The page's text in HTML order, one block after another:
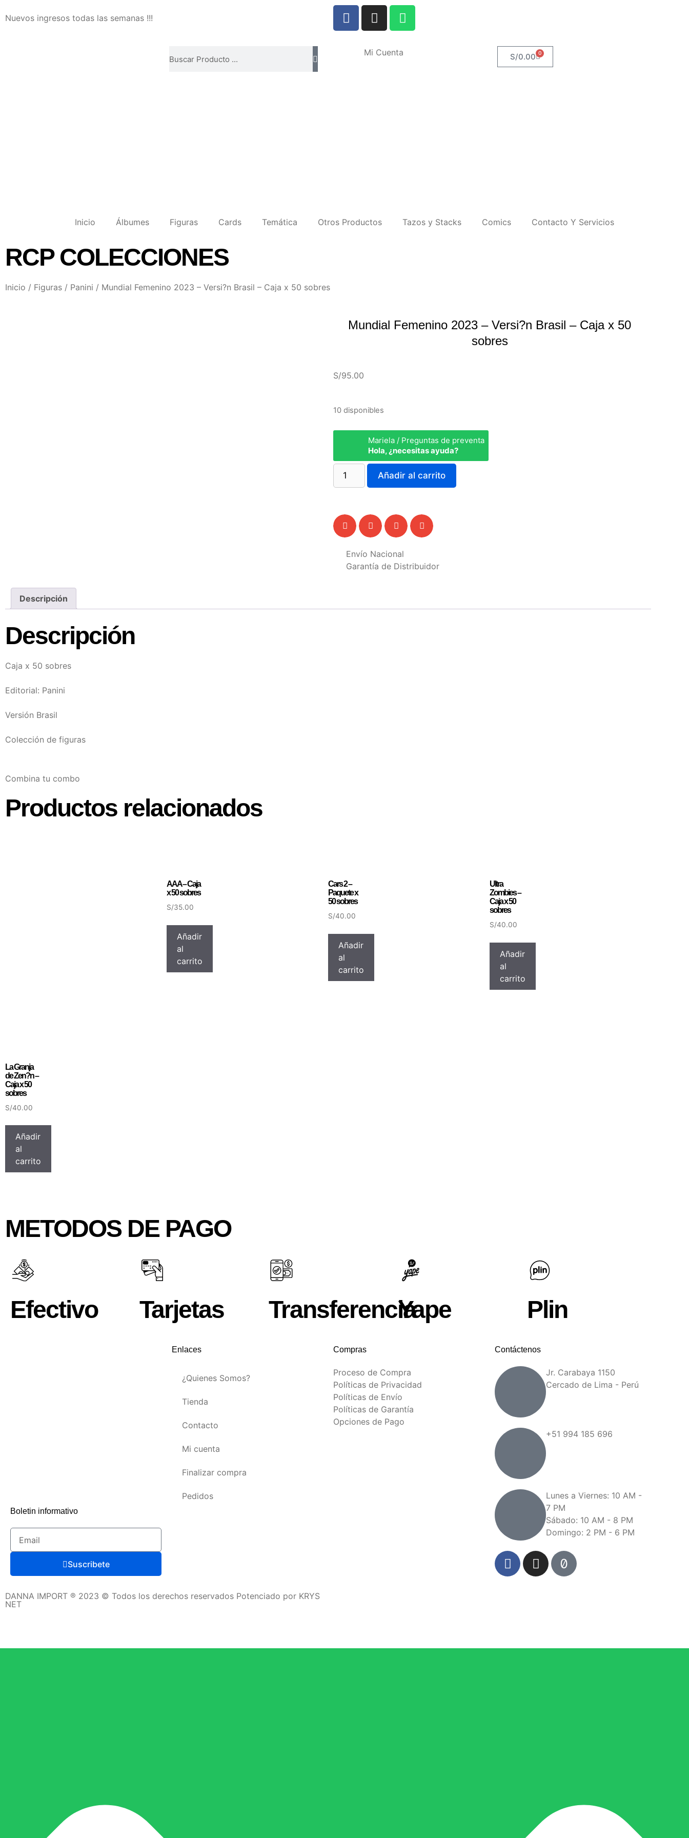
Nuevos ingresos todas las semanas !!!
Mi Cuenta S/0.00 0
Inicio Álbumes Figuras Cards Temática Otros Productos Tazos y Stacks Comics Contacto Y Servicios
RCP COLECCIONES
Inicio / Figuras / Panini / Mundial Femenino 2023 – Versi?n Brasil – Caja x 50 sobres
Mundial Femenino 2023 – Versi?n Brasil – Caja x 50
sobres
S/95.00
10 disponibles
Mariela / Preguntas de preventa
Hola, ¿necesitas ayuda?
Añadir al carrito
Envío Nacional
Garantía de Distribuidor
Descripción
Descripción
Caja x 50 sobres
Editorial: Panini
Versión Brasil
Colección de figuras
Combina tu combo
Productos relacionados
AAA – Caja
x 50 sobres
S/35.00
Añadir
al
carrito
Cars 2 –
Paquete x
50 sobres
S/40.00
Añadir
al
carrito
Ultra
Zombies –
Caja x 50
sobres
S/40.00
Añadir
al
carrito
La Granja
de Zen?n –
Caja x 50
sobres
S/40.00
Añadir
al
carrito
METODOS DE PAGO
Efectivo Tarjetas TransferenciaYape Plin
Boletin informativo
Suscribete
Enlaces
¿Quienes Somos?
Tienda
Contacto
Mi cuenta
Finalizar compra
Pedidos
Compras
Proceso de Compra
Políticas de Privacidad
Políticas de Envío
Políticas de Garantía
Opciones de Pago
Contáctenos
Jr. Carabaya 1150
Cercado de Lima - Perú
+51 994 185 696
Lunes a Viernes: 10 AM -
7 PM
Sábado: 10 AM - 8 PM
Domingo: 2 PM - 6 PM
DANNA IMPORT ® 2023 © Todos los derechos reservados Potenciado por KRYS
NET